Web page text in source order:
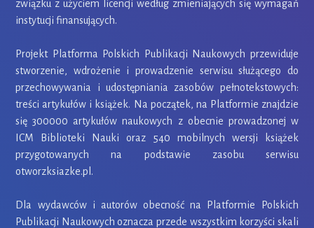
związku z użyciem licencji według zmieniających się wymagań
instytucji finansujących.
Projekt Platforma Polskich Publikacji Naukowych przewiduje
stworzenie, wdrożenie i prowadzenie serwisu służącego do
przechowywania i udostępniania zasobów pełnotekstowych:
treści artykułów i książek. Na początek, na Platformie znajdzie
się 300000 artykułów naukowych z obecnie prowadzonej w
ICM Biblioteki Nauki oraz 540 mobilnych wersji książek
przygotowanych na podstawie zasobu serwisu
otworzksiazke.pl.
Dla wydawców i autorów obecność na Platformie Polskich
Publikacji Naukowych oznacza przede wszystkim korzyści skali